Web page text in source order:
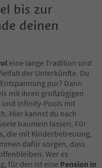
bis zur
deinen
eine lange Tradition und
der Unterkünfte. Du
pur? Dann
mit ihren großzügigen
und Infinity-Pools mit
Hier kannst du nach
baumeln lassen. Für
die mit Kinderbetreuung,
dafür sorgen, dass
Wer es
für den ist eine Pension in